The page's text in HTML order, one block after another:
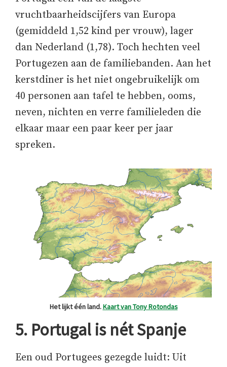
vruchtbaarheidscijfers van Europa
(gemiddeld 1,52 kind per vrouw), lager
dan Nederland (1,78). Toch hechten veel
Portugezen aan de familiebanden. Aan het
kerstdiner is het niet ongebruikelijk om
40 personen aan tafel te hebben, ooms,
neven, nichten en verre familieleden die
elkaar maar een paar keer per jaar
spreken.
Het lijkt één land.Kaart van Tony Rotondas
5. Portugal is nét Spanje
Een oud Portugees gezegde luidt: Uit